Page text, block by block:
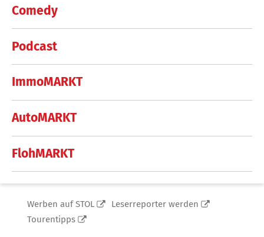
Comedy
Podcast
ImmoMARKT
AutoMARKT
FlohMARKT
Werben auf STOL
Leserreporter werden
Tourentipps